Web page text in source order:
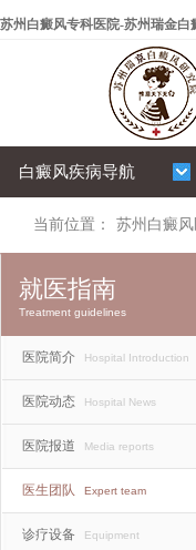
苏州白癜风专科医院-苏州瑞金白
白癜风疾病导航
当前位置： 苏州白癜
就医指南
Treatment guidelines
医院简介 Hospital Introduction
医院动态 Hospital News
医院报道 Media reports
医生团队 Expert team
诊疗设备 Equipment